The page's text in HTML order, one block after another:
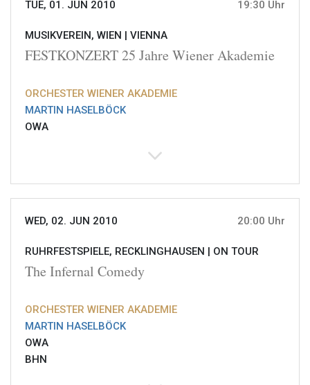
TUE, 01. JUN 2010 19:30 Uhr
MUSIKVEREIN, WIEN | VIENNA
FESTKONZERT 25 Jahre Wiener Akademie
ORCHESTER WIENER AKADEMIE
MARTIN HASELBÖCK
OWA
WED, 02. JUN 2010 20:00 Uhr
RUHRFESTSPIELE, RECKLINGHAUSEN | ON TOUR
The Infernal Comedy
ORCHESTER WIENER AKADEMIE
MARTIN HASELBÖCK
OWA
BHN